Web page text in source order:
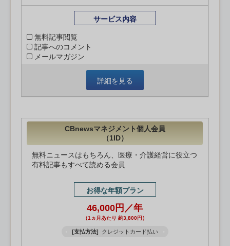
サービス内容
無料記事閲覧
記事へのコメント
メールマガジン
詳細を見る
CBnewsマネジメント個人会員
（1ID）
無料ニュースはもちろん、医療・介護経営に役立つ
有料記事もすべて読める会員
お得な年額プラン
46,000円／年
（1ヵ月あたり 約3,800円）
[支払方法] クレジットカード払い